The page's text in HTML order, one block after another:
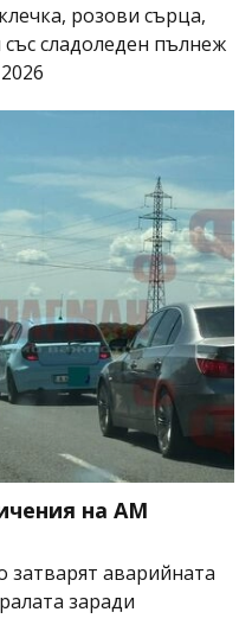
розови сърца,
сладоледен пълнеж
на АМ
затварят аварийната
заради